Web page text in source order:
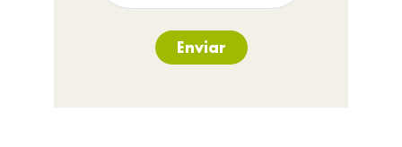
Enviar